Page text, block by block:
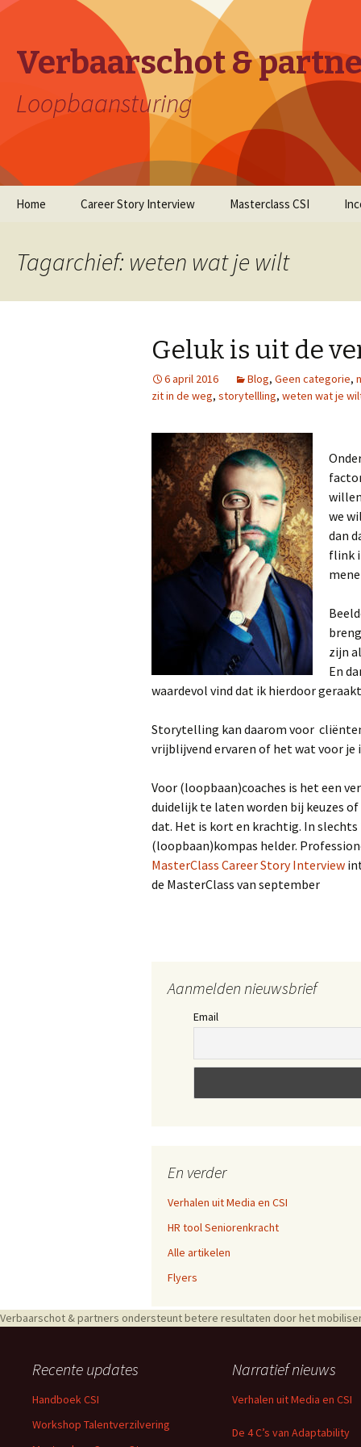
Verbaarschot &
Loopbaansturing
springen
Home Career Story Interview Masterclass CSI
Tagarchief: weten wat je wilt
Geluk is uit de
6 april 2016 Blog, Geen categorie,
zit in de weg, storytellling, weten wat je
we
dan
flink
zijn
En
waardevol vind dat ik hierdoor
Storytelling kan daarom voor
vrijblijvend ervaren of het wat voor je
Voor (loopbaan)coaches is het een
duidelijk te laten worden bij keuzes
dat. Het is kort en krachtig. In
(loopbaan)kompas helder.
MasterClass Career Story Interview
de MasterClass van september
Aanmelden nieuwsbrief
Email
En verder
Verhalen uit Media en CSI
HR tool Seniorenkracht
Alle artikelen
Flyers
Verbaarschot & partners ondersteunt betere resultaten door het
Recente updates
Handboek CSI
Workshop Talentverzilvering
Narratief nieuws
Verhalen uit Media en CSI
De 4 C’s van Adaptability